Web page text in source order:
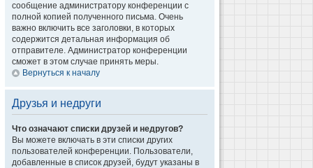
сообщение администратору конференции с
полной копией полученного письма. Очень
важно включить все заголовки, в которых
содержится детальная информация об
отправителе. Администратор конференции
сможет в этом случае принять меры.
Вернуться к началу
Друзья и недруги
Что означают списки друзей и недругов?
Вы можете включать в эти списки других
пользователей конференции. Пользователи,
добавленные в список друзей, будут указаны в